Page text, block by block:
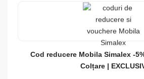
Cod reducere Mobila Simalex -
Colțare |